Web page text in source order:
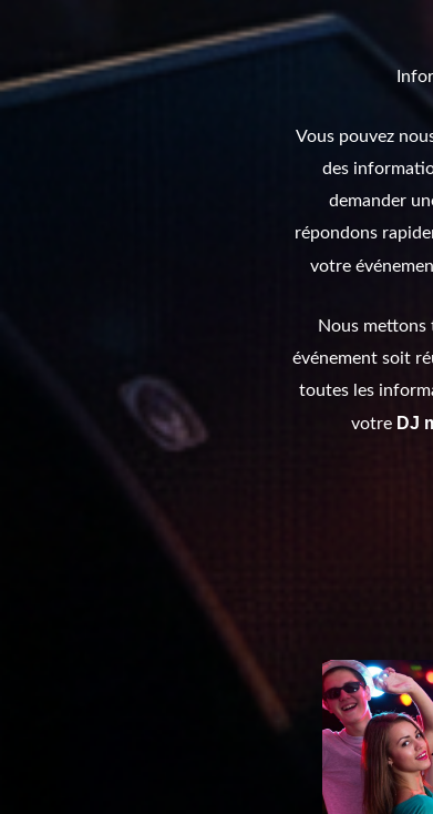
Vous pouvez
des
demander
répondons
votre
Nous
événement soit
toutes les
votre DJ